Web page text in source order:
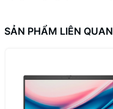
SẢN PHẨM LIÊN QUAN